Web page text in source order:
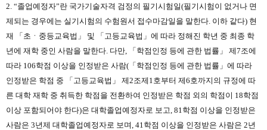
2. “졸업예정자”란 국가기술자격 검정의 필기시험일(필기시험이 없거나 면
제되는 경우에는 실기시험의 수험원서 접수마감일을 말한다. 이하 같다) 현
재 「초ㆍ중등교육법」 및 「고등교육법」에 따라 정해진 학년 중 최종 학
년에 재학 중인 사람을 말한다. 다만, 「학점인정 등에 관한 법률」 제7조에
따라 106학점 이상을 인정받은 사람(「학점인정 등에 관한 법률」에 따라
인정받은 학점 중 「고등교육법」 제2조제1호부터 제6호까지의 규정에 따
른 대학 재학 중 취득한 학점을 전환하여 인정받은 학점 외의 학점이 18학점
이상 포함되어야 한다)은 대학졸업예정자로 보고, 81학점 이상을 인정받은
사람은 3년제 대학졸업예정자로 보며, 41학점 이상을 인정받은 사람은 2년